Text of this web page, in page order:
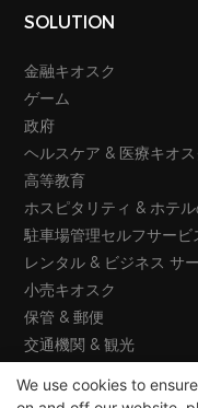
SOLUTION
金融キオスク
ゲーム
政府
ヘルスケア & 医療キオス
高等教育
ホスピタリティ & ホテ
駐車場管理セルフサービ
レンタル & ビジネス サ
小売キオスク
保管 & 郵便
交通機関 & 観光
We use cookies to